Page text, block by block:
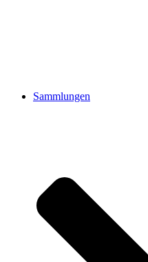
Sammlungen